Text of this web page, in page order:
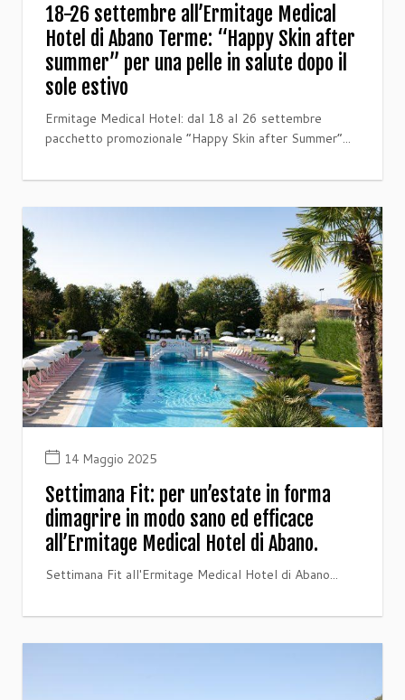
18-26 settembre all’Ermitage Medical
Hotel di Abano Terme: “Happy Skin after
summer” per una pelle in salute dopo il
sole estivo
Ermitage Medical Hotel: dal 18 al 26 settembre
pacchetto promozionale “Happy Skin after Summer”...
14 Maggio 2025
Settimana Fit: per un’estate in forma
dimagrire in modo sano ed efficace
all’Ermitage Medical Hotel di Abano.
Settimana Fit all'Ermitage Medical Hotel di Abano...